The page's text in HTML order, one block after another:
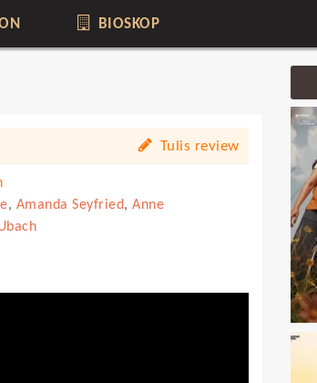
BIOSKOP
Tulis review
, Amanda Seyfried, Anne